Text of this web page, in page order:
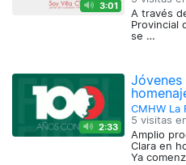
3:01
A través
Provincial
se …
2:33
CMHW La
5 visitas
Amplio
Clara en
Ya